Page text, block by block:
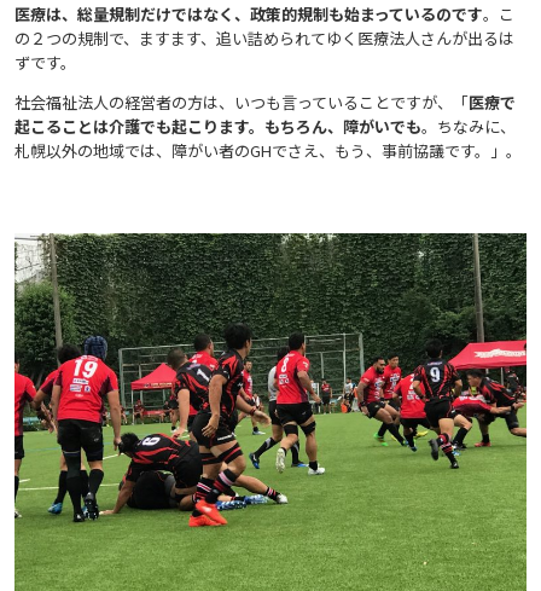
医療は、総量規制だけではなく、政策的規制も始まっているのです。こ
の２つの規制で、ますます、追い詰められてゆく医療法人さんが出るは
ずです。
社会福祉法人の経営者の方は、いつも言っていることですが、「医療で
起こることは介護でも起こります。もちろん、障がいでも。ちなみに、
札幌以外の地域では、障がい者のGHでさえ、もう、事前協議です。」。